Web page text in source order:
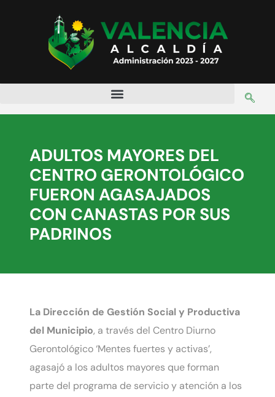
ADULTOS MAYORES DEL
CENTRO GERONTOLÓGICO
FUERON AGASAJADOS
CON CANASTAS POR SUS
PADRINOS
La Dirección de Gestión Social y Productiva
del Municipio, a través del Centro Diurno
Gerontológico ‘Mentes fuertes y activas’,
agasajó a los adultos mayores que forman
parte del programa de servicio y atención a los